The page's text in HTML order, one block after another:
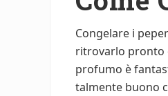
Congelare i
ritrovarlo pronto
profumo è
talmente buono